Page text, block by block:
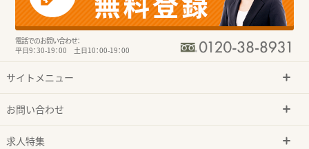
電話でのお問い合わせ：
平日9：30-19：00 土日10：00-19：00
サイトメニュー
お問い合わせ
求人特集